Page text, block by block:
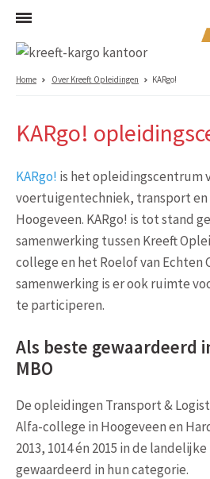
Home Over Kreeft Opleidingen KARgo!
KARgo!
KARgo! is het opleidingscentrum
voertuigentechniek, transport
Hoogeveen. KARgo! is tot stand
samenwerking tussen Kreeft
college en het Roelof van Echten
samenwerking is er ook ruimte
te participeren.
Als beste gewaardeerd
MBO
De opleidingen Transport &
Alfa-college in Hoogeveen en
2013, 1014 én 2015 in de
gewaardeerd in hun categorie.